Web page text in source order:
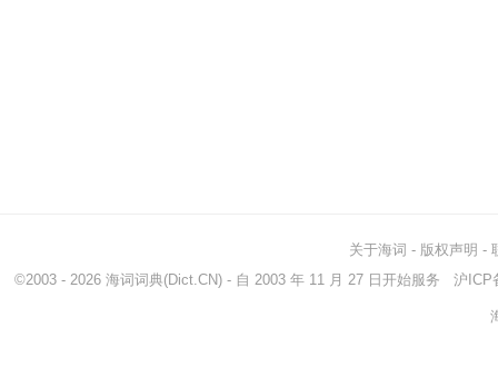
关于海词 - 版权声明 -
©2003 - 2026 海词词典(Dict.CN) - 自 2003 年 11 月 27 日开始服务 沪ICP